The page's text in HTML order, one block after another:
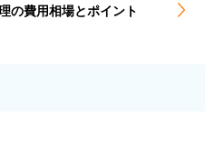
の費用相場とポイント